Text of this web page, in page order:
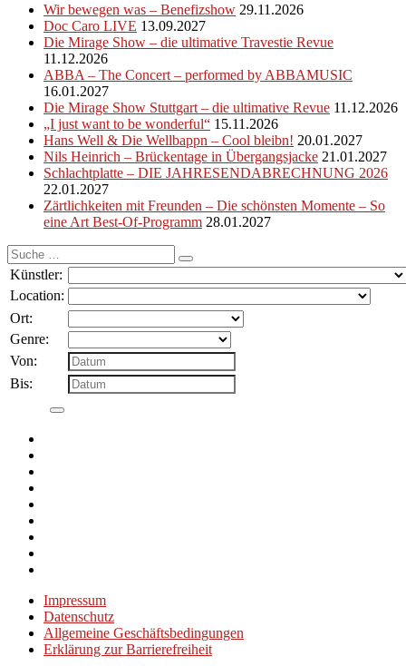
Wir bewegen was – Benefizshow 29.11.2026
Doc Caro LIVE 13.09.2027
Die Mirage Show – die ultimative Travestie Revue
11.12.2026
ABBA – The Concert – performed by ABBAMUSIC
16.01.2027
Die Mirage Show Stuttgart – die ultimative Revue 11.12.2026
„I just want to be wonderful“ 15.11.2026
Hans Well & Die Wellbappn – Cool bleibn! 20.01.2027
Nils Heinrich – Brückentage in Übergangsjacke 21.01.2027
Schlachtplatte – DIE JAHRESENDABRECHNUNG 2026
22.01.2027
Zärtlichkeiten mit Freunden – Die schönsten Momente – So
eine Art Best-Of-Programm 28.01.2027
Suche
nach:
Künstler:
Location:
Ort:
Genre:
Von:
Bis:
Impressum
Datenschutz
Allgemeine Geschäftsbedingungen
Erklärung zur Barrierefreiheit